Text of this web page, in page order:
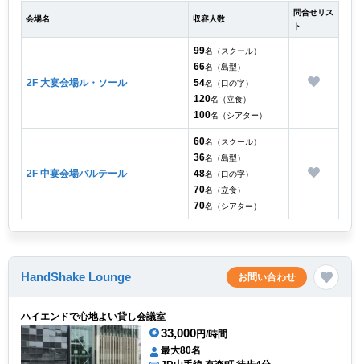
会場名 収容人数
問合せリス
ト
2F 大宴会場ル・ソール
99名（スクール）
66名（島型）
54名（口の字）
120名（立食）
100名（シアター）
2F 中宴会場パルテール
60名（スクール）
36名（島型）
48名（口の字）
70名（立食）
70名（シアター）
HandShake Lounge お問い合わせ
ハイエンドで心地よい貸し会議室
33,000円/時間
最大80名